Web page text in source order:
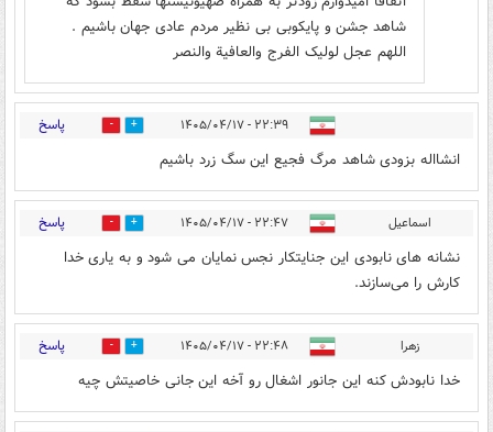
شاهد جشن و پایکوبی بی نظیر مردم عادی جهان باشیم .
اللهم عجل لولیک الفرج والعافیة والنصر
۲۲:۳۹ - ۱۴۰۵/۰۴/۱۷ 9 پاسخ
انشااله بزودی شاهد مرگ فجیع این سگ زرد باشیم
اسماعیل ۲۲:۴۷ - ۱۴۰۵/۰۴/۱۷ 10 پاسخ
نشانه های نابودی این جنایتکار نجس نمایان می شود و به یاری خدا
کارش را می‌سازند.
زهرا ۲۲:۴۸ - ۱۴۰۵/۰۴/۱۷ 11 پاسخ
خدا نابودش کنه این جانور اشغال رو آخه این جانی خاصیتش چیه